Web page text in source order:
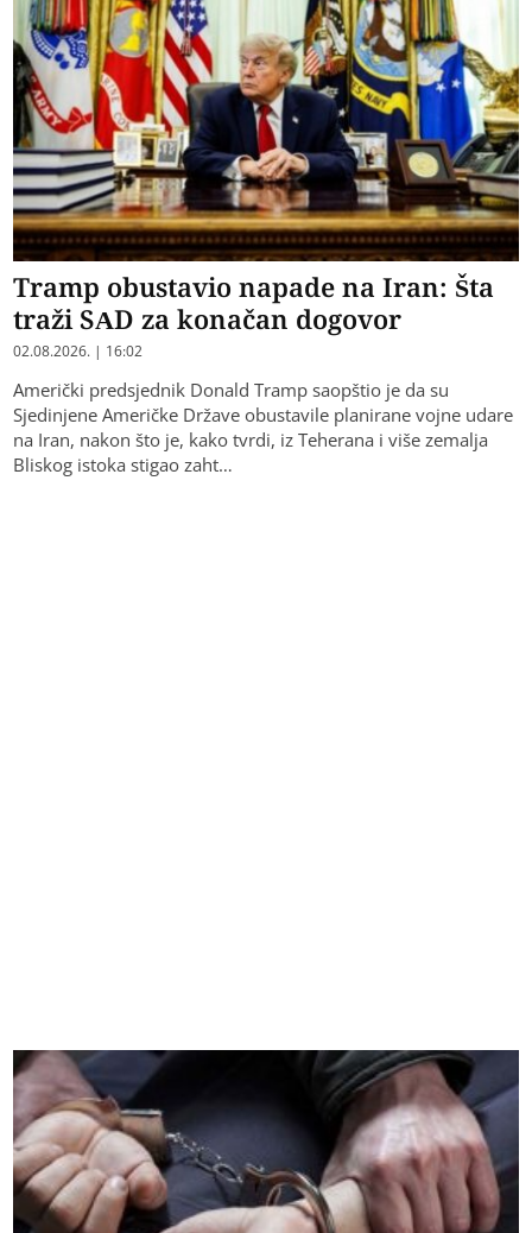
Tramp obustavio napade na Iran: Šta
traži SAD za konačan dogovor
02.08.2026. | 16:02
Američki predsjednik Donald Tramp saopštio je da su
Sjedinjene Američke Države obustavile planirane vojne udare
na Iran, nakon što je, kako tvrdi, iz Teherana i više zemalja
Bliskog istoka stigao zaht…